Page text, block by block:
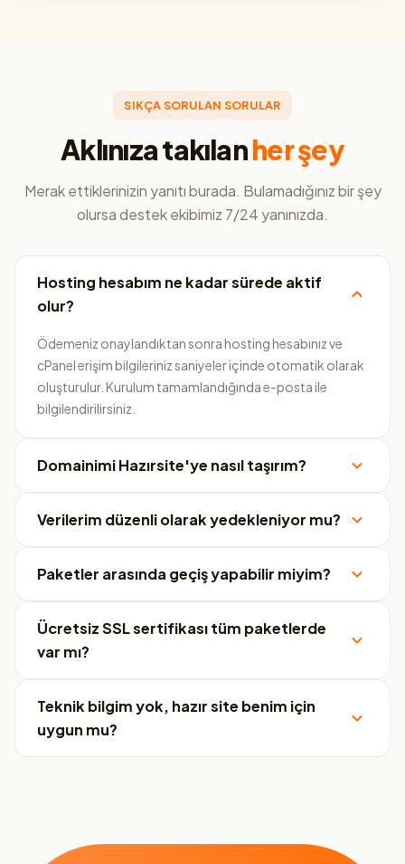
SIKÇA SORULAN SORULAR
Aklınıza takılanher şey
Merak ettiklerinizin yanıtı burada. Bulamadığınız bir şey
olursa destek ekibimiz 7/24 yanınızda.
Hosting hesabım ne kadar sürede aktif
olur?
Ödemeniz onaylandıktan sonra hosting hesabınız ve
cPanel erişim bilgileriniz saniyeler içinde otomatik olarak
oluşturulur. Kurulum tamamlandığında e-posta ile
bilgilendirilirsiniz.
Domainimi Hazırsite'ye nasıl taşırım?
Verilerim düzenli olarak yedekleniyor mu?
Paketler arasında geçiş yapabilir miyim?
Ücretsiz SSL sertifikası tüm paketlerde
var mı?
Teknik bilgim yok, hazır site benim için
uygun mu?